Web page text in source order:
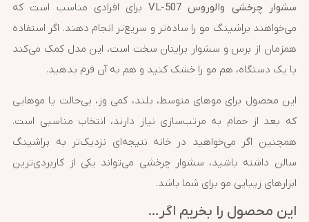
سشوار چرخشی والوروس VL-507
برای افرادی مناسب است که
می‌خواهند براشینگ مو را ساده‌تر و سریع‌تر انجام دهند. اگر استفاده
همزمان از برس و سشوار برایتان سخت است، این مدل کمک می‌کند
با یک دستگاه، هم مو را خشک کنید و هم به آن فرم بدهید.
این محصول برای موهای متوسط، بلند، کمی وز، بی‌حالت یا موهایی
که بعد از حمام به مرتب‌سازی نیاز دارند، انتخاب مناسبی است.
همچنین اگر می‌خواهید در خانه نتیجه‌ای نزدیک‌تر به براشینگ
سالن داشته باشید، سشوار چرخشی می‌تواند یکی از کاربردی‌ترین
ابزارهای زیبایی مو برای شما باشد.
این محصول را بخریم اگر…